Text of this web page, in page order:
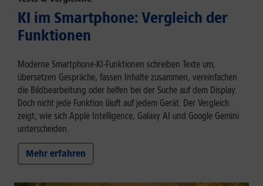
KI im Smartphone: Vergleich der
Funktionen
Moderne Smartphone-KI-Funktionen schreiben Texte um,
übersetzen Gespräche, fassen Inhalte zusammen, vereinfachen
die Bildbearbeitung oder helfen bei der Suche auf dem Display.
Doch nicht jede Funktion läuft auf jedem Gerät. Der Vergleich
zeigt, wie sich Apple Intelligence, Galaxy AI und Google Gemini
unterscheiden.
Mehr erfahren